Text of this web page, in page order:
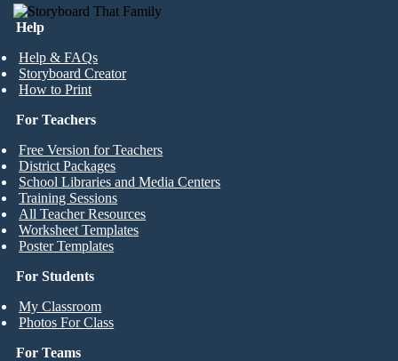
Help
Help & FAQs
Storyboard Creator
How to Print
For Students
My Classroom
Photos For Class
For Teachers
Free Version for Teachers
District Packages
School Libraries and Media Centers
Training Sessions
All Teacher Resources
Worksheet Templates
Poster Templates
For Teams